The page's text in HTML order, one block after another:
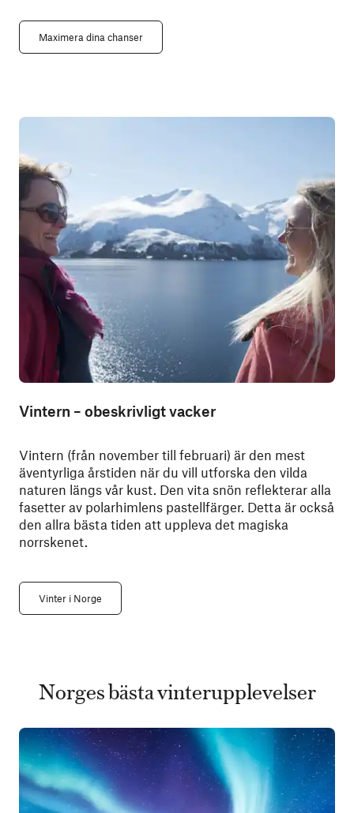
Maximera dina chanser
Vintern – obeskrivligt vacker
Vintern (från november till februari) är den mest
äventyrliga årstiden när du vill utforska den vilda
naturen längs vår kust. Den vita snön reflekterar alla
fasetter av polarhimlens pastellfärger. Detta är också
den allra bästa tiden att uppleva det magiska
norrskenet.
Vinter i Norge
Norges bästa vinterupplevelser